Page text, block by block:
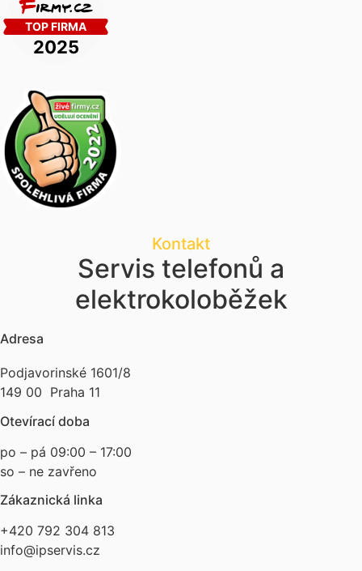
Kontakt
Servis telefonů a
elektrokoloběžek
Adresa
Podjavorinské 1601/8
149 00 Praha 11
Otevírací doba
po – pá 09:00 – 17:00
so – ne zavřeno
Zákaznická linka
+420 792 304 813
info@ipservis.cz